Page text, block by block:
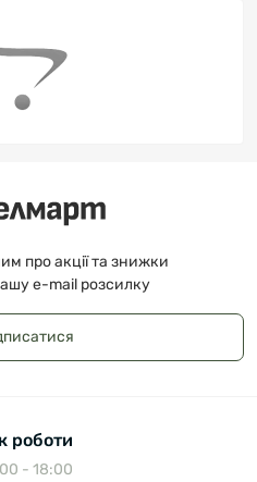
про акції та знижки
e-mail розсилку
роботи
- 18:00